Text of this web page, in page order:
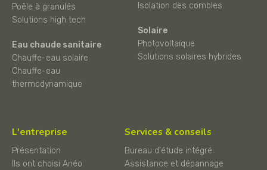
Poêle à granulés
Solutions high tech
Eau chaude sanitaire
Chauffe-eau solaire
Chauffe-eau
thermodynamique
Isolation des combles
Solaire
Photovoltaïque
Solutions solaires hybrides
L'entreprise
Présentation
Ils ont choisi Anéo
Services & conseils
Bureau d'étude intégré
Assistance et dépannage